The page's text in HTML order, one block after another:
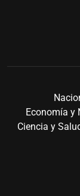
Economía y
Ciencia y